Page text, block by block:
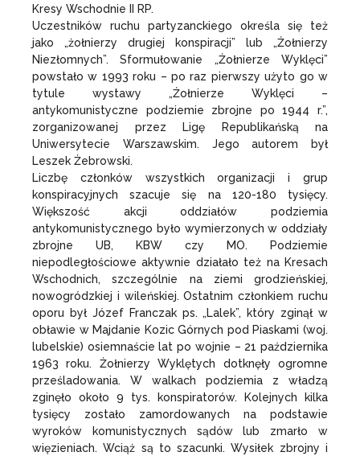
Kresy Wschodnie II RP.
Uczestników ruchu partyzanckiego określa się też
jako „żołnierzy drugiej konspiracji” lub „Żołnierzy
Niezłomnych”. Sformułowanie „Żołnierze Wyklęci”
powstało w 1993 roku – po raz pierwszy użyto go w
tytule wystawy „Żołnierze Wyklęci –
antykomunistyczne podziemie zbrojne po 1944 r.”,
zorganizowanej przez Ligę Republikańską na
Uniwersytecie Warszawskim. Jego autorem był
Leszek Żebrowski.
Liczbę członków wszystkich organizacji i grup
konspiracyjnych szacuje się na 120-180 tysięcy.
Większość akcji oddziałów podziemia
antykomunistycznego było wymierzonych w oddziały
zbrojne UB, KBW czy MO. Podziemie
niepodległościowe aktywnie działało też na Kresach
Wschodnich, szczególnie na ziemi grodzieńskiej,
nowogródzkiej i wileńskiej. Ostatnim członkiem ruchu
oporu był Józef Franczak ps. „Lalek”, który zginął w
obławie w Majdanie Kozic Górnych pod Piaskami (woj.
lubelskie) osiemnaście lat po wojnie – 21 października
1963 roku. Żołnierzy Wyklętych dotknęły ogromne
prześladowania. W walkach podziemia z władzą
zginęło około 9 tys. konspiratorów. Kolejnych kilka
tysięcy zostało zamordowanych na podstawie
wyroków komunistycznych sądów lub zmarło w
więzieniach. Wciąż są to szacunki. Wysiłek zbrojny i